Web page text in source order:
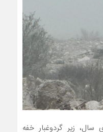
سال، زیر گردوغبار خفه